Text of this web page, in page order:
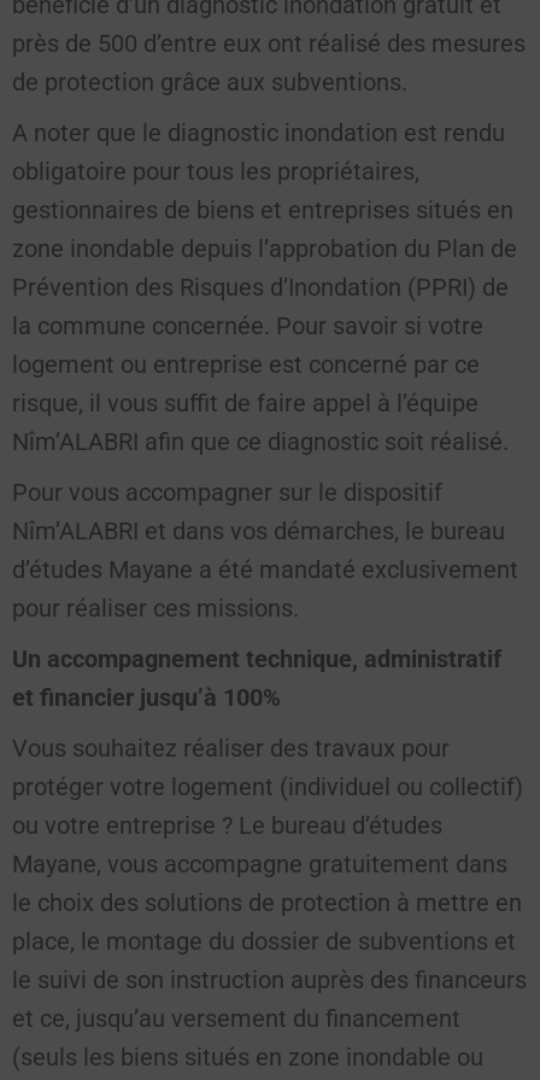
près de 500 d’entre eux ont réalisé des mesures
de protection grâce aux subventions.
A noter que le diagnostic inondation est rendu
obligatoire pour tous les propriétaires,
gestionnaires de biens et entreprises situés en
zone inondable depuis l’approbation du Plan de
Prévention des Risques d’Inondation (PPRI) de
la commune concernée. Pour savoir si votre
logement ou entreprise est concerné par ce
risque, il vous suffit de faire appel à l’équipe
Nîm’ALABRI afin que ce diagnostic soit réalisé.
Pour vous accompagner sur le dispositif
Nîm’ALABRI et dans vos démarches, le bureau
d’études Mayane a été mandaté exclusivement
pour réaliser ces missions.
Un accompagnement technique, administratif
et financier jusqu’à 100%
Vous souhaitez réaliser des travaux pour
protéger votre logement (individuel ou collectif)
ou votre entreprise ? Le bureau d’études
Mayane, vous accompagne gratuitement dans
le choix des solutions de protection à mettre en
place, le montage du dossier de subventions et
le suivi de son instruction auprès des financeurs
et ce, jusqu’au versement du financement
(seuls les biens situés en zone inondable ou